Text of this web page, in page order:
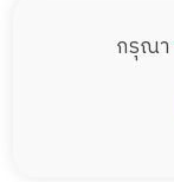
กรุณา